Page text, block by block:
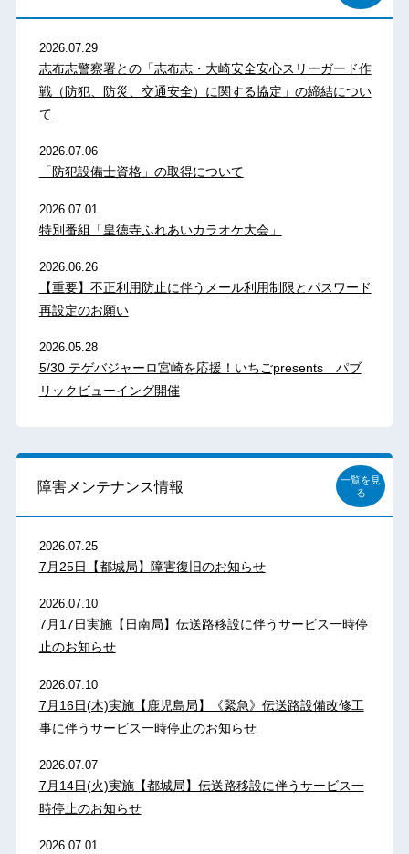
2026.07.29
志布志警察署との「志布志・大崎安全安心スリーガード作
戦（防犯、防災、交通安全）に関する協定」の締結につい
て
2026.07.06
「防犯設備士資格」の取得について
2026.07.01
特別番組「皇徳寺ふれあいカラオケ大会」
2026.06.26
【重要】不正利用防止に伴うメール利用制限とパスワード
再設定のお願い
2026.05.28
5/30 テゲバジャーロ宮崎を応援！いちごpresents パブ
リックビューイング開催
障害メンテナンス情報
一覧を見
る
2026.07.25
7月25日【都城局】障害復旧のお知らせ
2026.07.10
7月17日実施【日南局】伝送路移設に伴うサービス一時停
止のお知らせ
2026.07.10
7月16日(木)実施【鹿児島局】《緊急》伝送路設備改修工
事に伴うサービス一時停止のお知らせ
2026.07.07
7月14日(火)実施【都城局】伝送路移設に伴うサービス一
時停止のお知らせ
2026.07.01